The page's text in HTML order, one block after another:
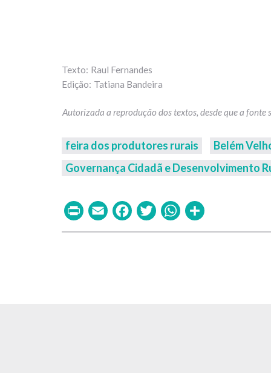
Raul Fernandes
Tatiana Bandeira
feira dos produtores rurais
Belém
Governança Cidadã e Desenvolvimento
PrintEmailFacebook
TwitterWhatsApp